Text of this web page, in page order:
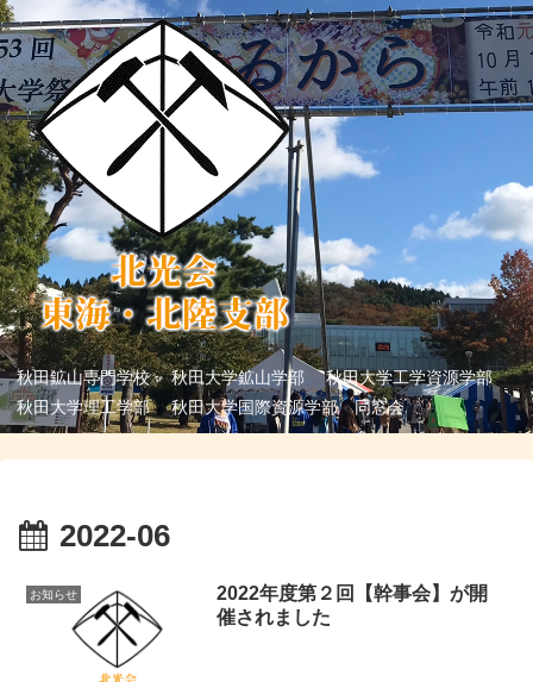
秋田鉱山専門学校 秋田大学鉱山学部 秋田大学工学資源学部
秋田大学理工学部 秋田大学国際資源学部 同窓会
2022-06
お知らせ
2022年度第２回【幹事会】が開
催されました